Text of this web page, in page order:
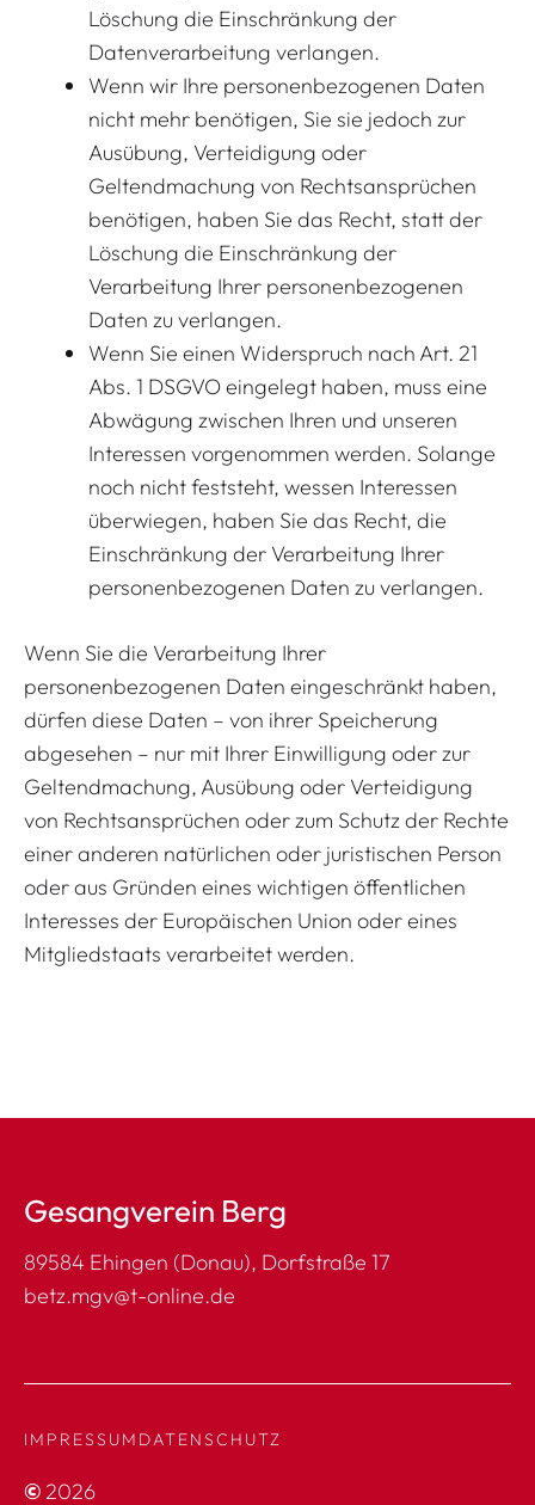
Löschung die Einschränkung der
Datenverarbeitung verlangen.
Wenn wir Ihre personenbezogenen Daten
nicht mehr benötigen, Sie sie jedoch zur
Ausübung, Verteidigung oder
Geltendmachung von Rechtsansprüchen
benötigen, haben Sie das Recht, statt der
Löschung die Einschränkung der
Verarbeitung Ihrer personenbezogenen
Daten zu verlangen.
Wenn Sie einen Widerspruch nach Art. 21
Abs. 1 DSGVO eingelegt haben, muss eine
Abwägung zwischen Ihren und unseren
Interessen vorgenommen werden. Solange
noch nicht feststeht, wessen Interessen
überwiegen, haben Sie das Recht, die
Einschränkung der Verarbeitung Ihrer
personenbezogenen Daten zu verlangen.
Wenn Sie die Verarbeitung Ihrer
personenbezogenen Daten eingeschränkt haben,
dürfen diese Daten – von ihrer Speicherung
abgesehen – nur mit Ihrer Einwilligung oder zur
Geltendmachung, Ausübung oder Verteidigung
von Rechtsansprüchen oder zum Schutz der Rechte
einer anderen natürlichen oder juristischen Person
oder aus Gründen eines wichtigen öffentlichen
Interesses der Europäischen Union oder eines
Mitgliedstaats verarbeitet werden.
Gesangverein Berg
89584 Ehingen (Donau), Dorfstraße 17
betz.mgv@t-online.de
IMPRESSUM DATENSCHUTZ
©2026